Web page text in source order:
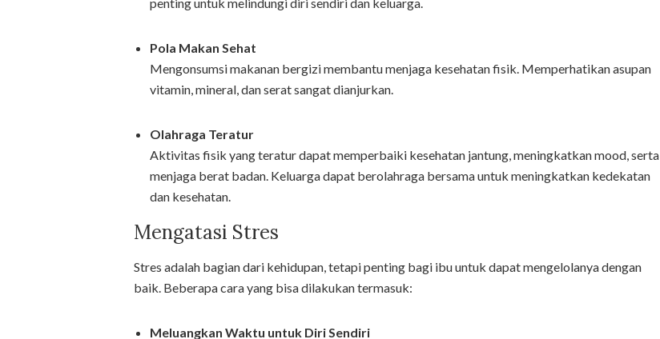
Pola Makan Sehat
Mengonsumsi makanan bergizi membantu menjaga kesehatan fisik. Memperhatikan asupan
vitamin, mineral, dan serat sangat dianjurkan.
Olahraga Teratur
Aktivitas fisik yang teratur dapat memperbaiki kesehatan jantung, meningkatkan mood, serta
menjaga berat badan. Keluarga dapat berolahraga bersama untuk meningkatkan kedekatan
dan kesehatan.
Mengatasi Stres
Stres adalah bagian dari kehidupan, tetapi penting bagi ibu untuk dapat mengelolanya dengan
baik. Beberapa cara yang bisa dilakukan termasuk:
Meluangkan Waktu untuk Diri Sendiri